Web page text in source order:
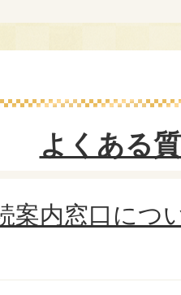
よくある
案内窓口につ